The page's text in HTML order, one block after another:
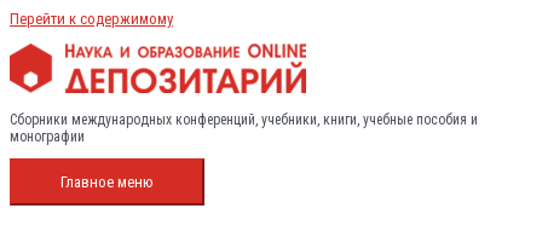
Перейти к содержимому
Сборники международных конференций, учебники, книги, учебные пособия и
монографии
Главное меню